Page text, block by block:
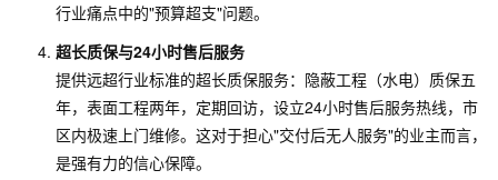
行业痛点中的"预算超支"问题。
超长质保与24小时售后服务
提供远超行业标准的超长质保服务：隐蔽工程（水电）质保五
年，表面工程两年，定期回访，设立24小时售后服务热线，市
区内极速上门维修。这对于担心"交付后无人服务"的业主而言，
是强有力的信心保障。